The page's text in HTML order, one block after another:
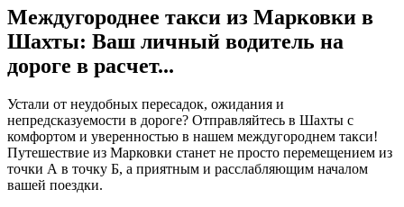
Междугороднее такси из Марковки в
Шахты: Ваш личный водитель на
дороге в расчет...
Устали от неудобных пересадок, ожидания и
непредсказуемости в дороге? Отправляйтесь в Шахты с
комфортом и уверенностью в нашем междугороднем такси!
Путешествие из Марковки станет не просто перемещением из
точки А в точку Б, а приятным и расслабляющим началом
вашей поездки.